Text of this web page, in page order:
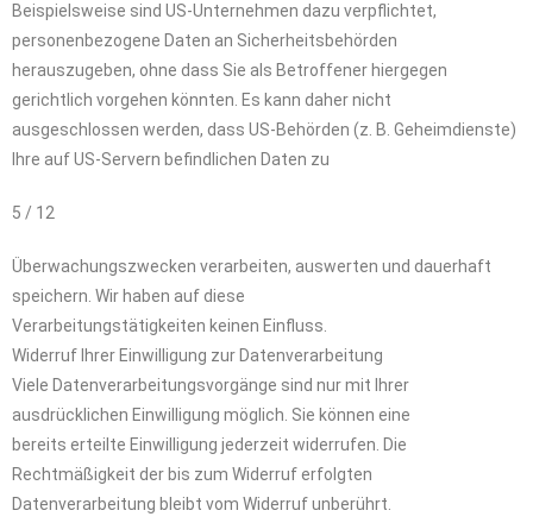
Beispielsweise sind US-Unternehmen dazu verpflichtet,
personenbezogene Daten an Sicherheitsbehörden
herauszugeben, ohne dass Sie als Betroffener hiergegen
gerichtlich vorgehen könnten. Es kann daher nicht
ausgeschlossen werden, dass US-Behörden (z. B. Geheimdienste)
Ihre auf US-Servern befindlichen Daten zu
5 / 12
Überwachungszwecken verarbeiten, auswerten und dauerhaft
speichern. Wir haben auf diese
Verarbeitungstätigkeiten keinen Einfluss.
Widerruf Ihrer Einwilligung zur Datenverarbeitung
Viele Datenverarbeitungsvorgänge sind nur mit Ihrer
ausdrücklichen Einwilligung möglich. Sie können eine
bereits erteilte Einwilligung jederzeit widerrufen. Die
Rechtmäßigkeit der bis zum Widerruf erfolgten
Datenverarbeitung bleibt vom Widerruf unberührt.